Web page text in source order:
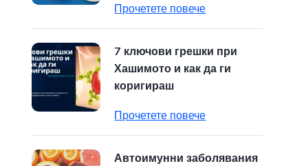
Прочетете повече
7 ключови грешки при
Хашимото и как да ги
коригираш
Прочетете повече
Автоимунни заболявания